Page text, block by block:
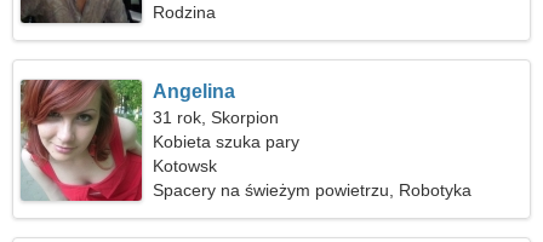
Rodzina
Angelina
31 rok, Skorpion
Kobieta szuka pary
Kotowsk
Spacery na świeżym powietrzu, Robotyka